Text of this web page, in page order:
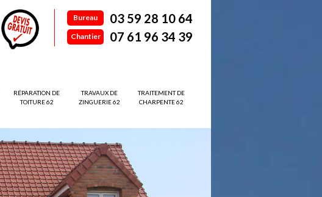
Bureau 03 59 28 10 64
Chantier 07 61 96 34 39
RÉPARATION DE
TOITURE 62
TRAVAUX DE
ZINGUERIE 62
TRAITEMENT DE
CHARPENTE 62